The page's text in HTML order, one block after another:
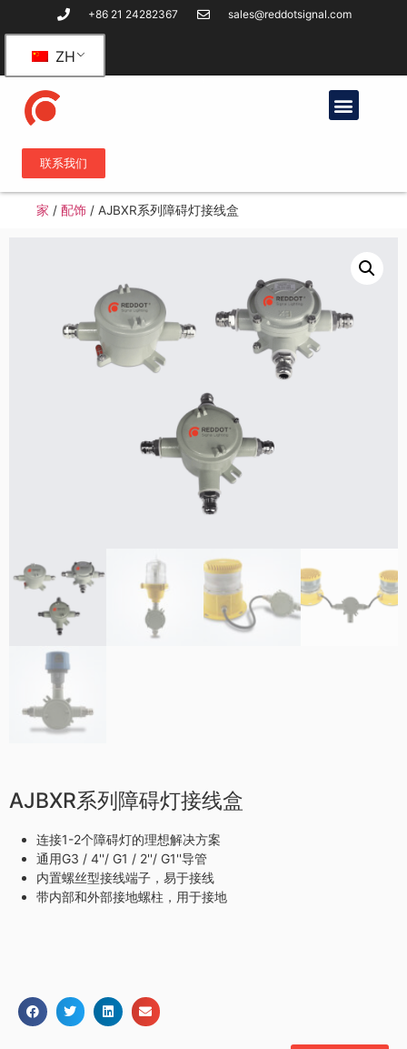
+86 21 24282367 sales@reddotsignal.com
ZH
联系我们
家 / 配饰 / AJBXR系列障碍灯接线盒
AJBXR系列障碍灯接线盒
连接1-2个障碍灯的理想解决方案
通用G3 / 4''/ G1 / 2''/ G1''导管
内置螺丝型接线端子，易于接线
带内部和外部接地螺柱，用于接地